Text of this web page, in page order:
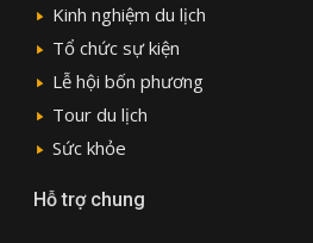
Kinh nghiệm du lịch
Tổ chức sự kiện
Lễ hội bốn phương
Tour du lịch
Sức khỏe
Hỗ trợ chung